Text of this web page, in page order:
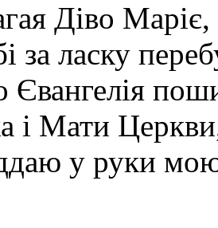
Діво
за ласку
Євангелія
і Мати
у руки